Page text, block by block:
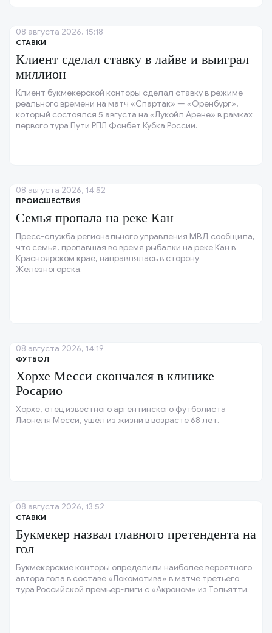
СТАВКИ
Клиент сделал ставку в лайве и выиграл
миллион
Клиент букмекерской конторы сделал ставку в режиме
реального времени на матч «Спартак» — «Оренбург»,
который состоялся 5 августа на «Лукойл Арене» в рамках
первого тура Пути РПЛ Фонбет Кубка России.
08 августа 2026, 15:18
ПРОИСШЕСТВИЯ
Семья пропала на реке Кан
Пресс-служба регионального управления МВД сообщила,
что семья, пропавшая во время рыбалки на реке Кан в
Красноярском крае, направлялась в сторону
Железногорска.
08 августа 2026, 14:52
ФУТБОЛ
Хорхе Месси скончался в клинике
Росарио
Хорхе, отец известного аргентинского футболиста
Лионеля Месси, ушёл из жизни в возрасте 68 лет.
08 августа 2026, 14:19
СТАВКИ
Букмекер назвал главного претендента на
гол
Букмекерские конторы определили наиболее вероятного
автора гола в составе «Локомотива» в матче третьего
тура Российской премьер-лиги с «Акроном» из Тольятти.
08 августа 2026, 13:52